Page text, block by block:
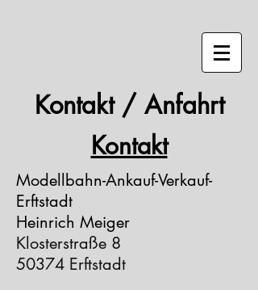
Kontakt / Anfahrt
Kontakt
Modellbahn-Ankauf-Verkauf-
Erftstadt
Heinrich Meiger
Klosterstraße 8
50374 Erftstadt